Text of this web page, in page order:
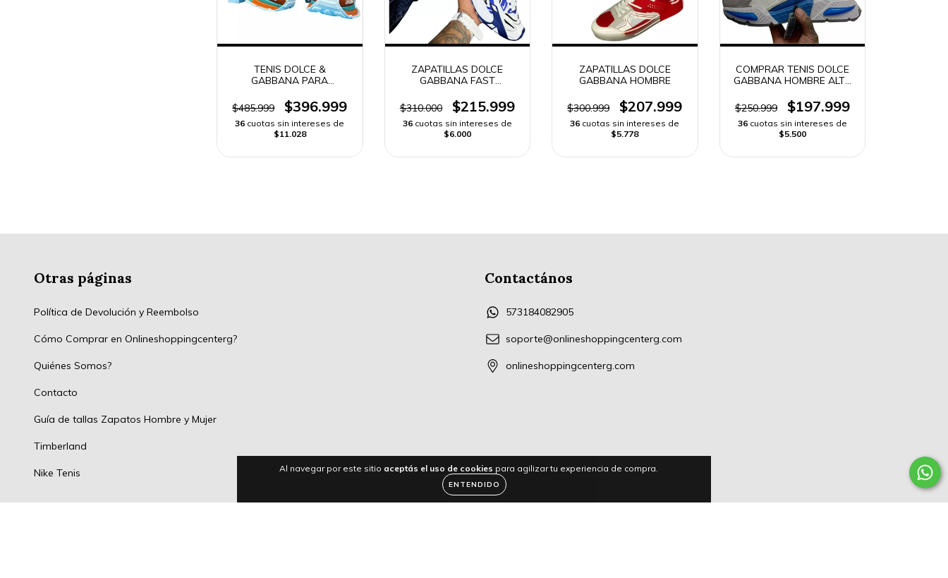
Al navegar por este sitio aceptás el uso de cookies para agilizar tu experiencia de compra.
ENTENDIDO
TENIS DOLCE &
GABBANA PARA
$485.999
$396.999
36 cuotas sin intereses de
$11.028
ZAPATILLAS DOLCE
GABBANA FAST
SHOES
$310.000 $215.999
36 cuotas sin intereses de
$6.000
ZAPATILLAS DOLCE
GABBANA HOMBRE
$300.999 $207.999
36 cuotas sin intereses de
$5.778
COMPRAR TENIS DOLCE
GABBANA HOMBRE ALTA
$250.999
$197.999
36 cuotas sin intereses de
$5.500
Otras páginas
Política de Devolución y Reembolso
Cómo Comprar en Onlineshoppingcenterg?
Quiénes Somos?
Contacto
Guía de tallas Zapatos Hombre y Mujer
Timberland
Nike Tenis
Contactános
573184082905
soporte@onlineshoppingcenterg.com
onlineshoppingcenterg.com